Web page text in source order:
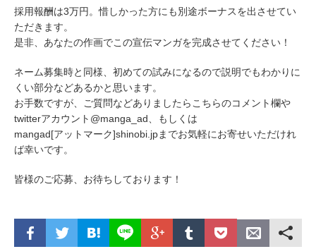
採用報酬は3万円。惜しかった方にも別途ボーナスを出させてい
ただきます。
是非、あなたの作画でこの宣伝マンガを完成させてください！
ネーム募集時と同様、初めての試みになるので説明でもわかりに
くい部分などあるかと思います。
お手数ですが、ご質問などありましたらこちらのコメント欄や
twitterアカウント@manga_ad、もしくは
mangad[アットマーク]shinobi.jpまでお気軽にお寄せいただけれ
ば幸いです。
皆様のご応募、お待ちしております！